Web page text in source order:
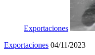
Exportaciones
Exportaciones 04/11/2023